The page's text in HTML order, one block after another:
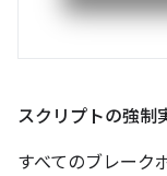
スクリプトの強制
すべてのブレーク